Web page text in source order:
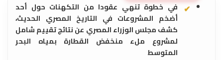
في خطوة تنهي عقودا من التكهنات حول أحد
أضخم المشروعات في التاريخ المصري الحديث،
كشف مجلس الوزراء المصري عن نتائج تقييم شامل
لمشروع ملء منخفض القطارة بمياه البحر
المتوسط